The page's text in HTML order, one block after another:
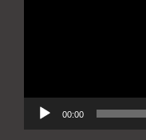
00:00